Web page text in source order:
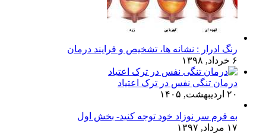
رنگ ادرار : نشانه ها، تشخیص و فرایند درمان
۶ خرداد, ۱۳۹۸
درمان تنگی نفس در ترک اعتیاد
۲۰ اردیبهشت, ۱۴۰۵
به فرم سر نوزاد خود توجه کنید- بخش اول
۱۷ مرداد, ۱۳۹۷